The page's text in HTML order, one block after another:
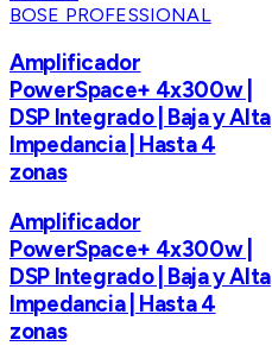
BOSE PROFESSIONAL
Amplificador
PowerSpace+ 4x300w |
DSP Integrado | Baja y Alta
Impedancia | Hasta 4
zonas
Amplificador
PowerSpace+ 4x300w |
DSP Integrado | Baja y Alta
Impedancia | Hasta 4
zonas